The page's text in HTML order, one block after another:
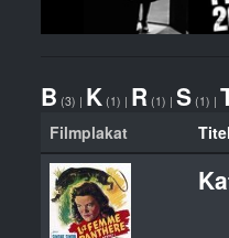
B (3) | K (1) | R (1) | S (1) |
Filmplakat Titel